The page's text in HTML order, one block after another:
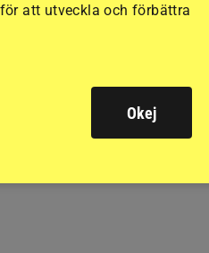
att utveckla och förbättra
Okej